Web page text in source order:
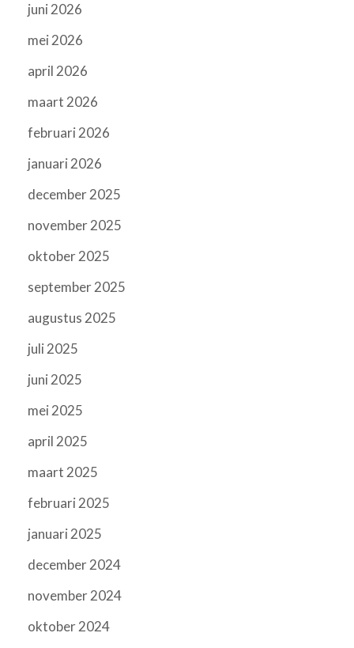
juni 2026
mei 2026
april 2026
maart 2026
februari 2026
januari 2026
december 2025
november 2025
oktober 2025
september 2025
augustus 2025
juli 2025
juni 2025
mei 2025
april 2025
maart 2025
februari 2025
januari 2025
december 2024
november 2024
oktober 2024